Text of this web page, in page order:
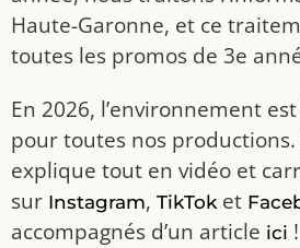
Haute-Garonne, et ce
toutes les promos de 3e
En 2026, l’environnement
pour toutes nos productions.
explique tout en vidéo et
sur Instagram, TikToket
accompagnés d’un article ici !